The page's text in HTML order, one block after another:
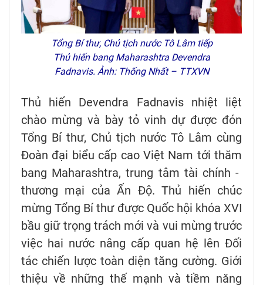
Tổng Bí thư, Chủ tịch nước Tô Lâm tiếp
Thủ hiến bang Maharashtra Devendra
Fadnavis. Ảnh: Thống Nhất – TTXVN
Thủ hiến Devendra Fadnavis nhiệt liệt
chào mừng và bày tỏ vinh dự được đón
Tổng Bí thư, Chủ tịch nước Tô Lâm cùng
Đoàn đại biểu cấp cao Việt Nam tới thăm
bang Maharashtra, trung tâm tài chính -
thương mại của Ấn Độ. Thủ hiến chúc
mừng Tổng Bí thư được Quốc hội khóa XVI
bầu giữ trọng trách mới và vui mừng trước
việc hai nước nâng cấp quan hệ lên Đối
tác chiến lược toàn diện tăng cường. Giới
thiệu về những thế mạnh và tiềm năng